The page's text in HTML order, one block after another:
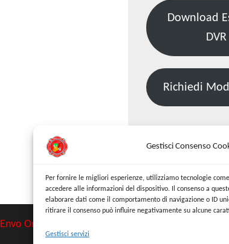
Gestisci Consenso
Per fornire le migliori esperienze, utilizziamo tecnologie
accedere alle informazioni del dispositivo. Il consenso a
elaborare dati come il comportamento di navigazione o ID
ritirare il consenso può influire negativamente su alcune
Gestisci servizi
Download
DVR
Richiedi
Envo Online Store